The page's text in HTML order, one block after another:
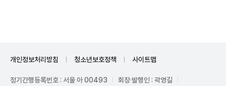
개인정보처리방침 청소년보호정책 사이트맵
정기간행등록번호 : 서울 아 00493
회장·발행인 : 곽영길